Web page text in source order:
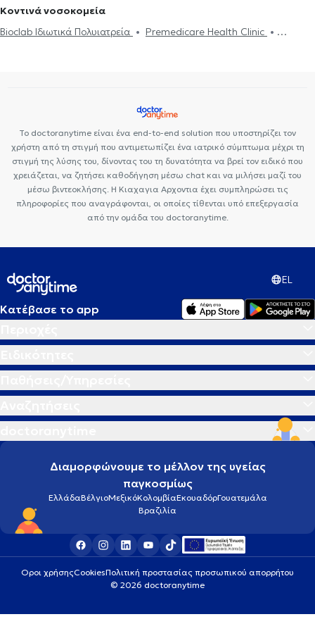
Κρίση πανικού
διαδίκτυο
ΔΕΠΥ Κρίση πανικού
Εθισμός
Τεστ επαγγελματικού προσανατολισμού
Κοντινά νοσοκομεία
Bioclab Ιδιωτικά Πολυιατρεία
Premedicare Health Clinic
Το doctoranytime είναι ένα end-to-end solution που υποστηρίζει τον
χρήστη από τη στιγμή που αντιμετωπίζει ένα ιατρικό σύμπτωμα μέχρι τη
στιγμή της λύσης του, δίνοντας του τη δυνατότητα να βρεί τον ειδικό που
χρειάζεται, να ζητήσει καθοδήγηση μέσω chat και να μιλήσει μαζί του
μέσω βιντεοκλήσης. Η Κιαχαγια Αρχοντια έχει συμπληρώσει τις
πληροφορίες που αναγράφονται, οι οποίες τίθενται υπό επεξεργασία
από την ομάδα του doctoranytime.
EL
Κατέβασε το app
Διαμορφώνουμε το μέλλον της υγείας
παγκοσμίως
ΕλλάδαΒέλγιοΜεξικόΚολομβίαΕκουαδόρΓουατεμάλα
Βραζιλία
Οροι χρήσηςCookiesΠολιτική προστασίας προσωπικού απορρήτου
© 2026 doctoranytime